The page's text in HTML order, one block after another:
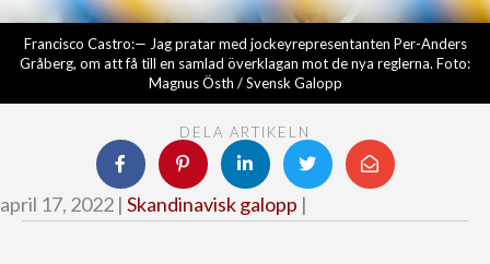
Francisco Castro:— Jag pratar med jockeyrepresentanten Per-Anders
Gråberg, om att få till en samlad överklagan mot de nya reglerna. Foto:
Magnus Östh / Svensk Galopp
DELA ARTIKELN
april 17, 2022 | Skandinavisk galopp |